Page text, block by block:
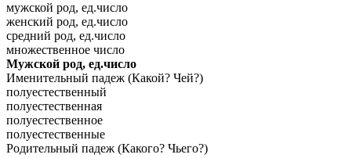
мужской род, ед.число
женский род, ед.число
средний род, ед.число
множественное число
Мужской род, ед.число
Именительный падеж (Какой? Чей?)
полуестественный
полуестественная
полуестественное
полуестественные
Родительный падеж (Какого? Чьего?)